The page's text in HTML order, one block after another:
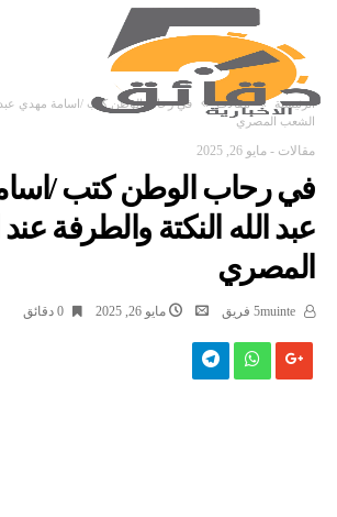
‫الرئيسية‬ مقالات
في رحاب الوطن كتب /اسامة مهدي عبد
الشعب المصري
مقالات - مايو 26, 2025
في رحاب الوطن كتب /
عبد الله النكتة والطرفة
المصري
مايو 26, 2025 0 ‫دقائق‬